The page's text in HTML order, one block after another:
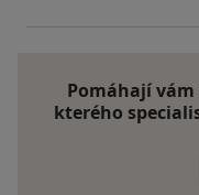
Pomáhají
kterého